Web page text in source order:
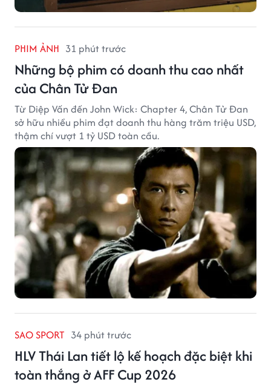
PHIM ẢNH 31 phút trước
Những bộ phim có doanh thu cao nhất
của Chân Tử Đan
Từ Diệp Vấn đến John Wick: Chapter 4, Chân Tử Đan
sở hữu nhiều phim đạt doanh thu hàng trăm triệu USD,
thậm chí vượt 1 tỷ USD toàn cầu.
SAO SPORT 34 phút trước
HLV Thái Lan tiết lộ kế hoạch đặc biệt khi
toàn thắng ở AFF Cup 2026